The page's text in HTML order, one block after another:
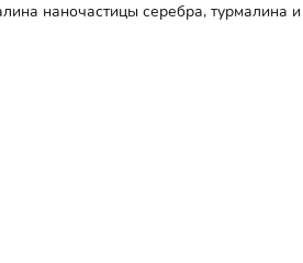
наночастицы серебра, турмалина и